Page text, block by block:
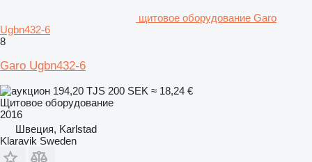
щитовое оборудование Garo
Ugbn432-6
8
Garo Ugbn432-6
194,20 TJS 200 SEK ≈ 18,24 €
Щитовое оборудование
2016
Швеция, Karlstad
Klaravik Sweden